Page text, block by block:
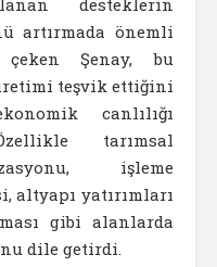
desteklerin
artırmada önemli
Şenay, bu
teşvik ettiğini
canlılığı
tarımsal
işleme
yatırımları
gibi alanlarda
dile getirdi.